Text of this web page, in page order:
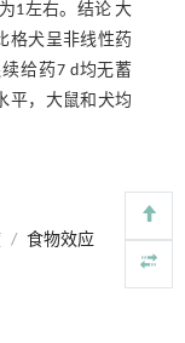
1左右。结论 大
格犬呈非线性药
给药7 d均无蓄
平，大鼠和犬均
/ 食物效应